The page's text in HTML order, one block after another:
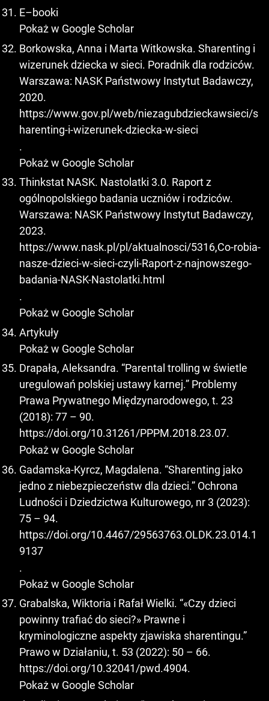
E–booki
Pokaż w Google Scholar
Borkowska, Anna i Marta Witkowska. Sharenting i
wizerunek dziecka w sieci. Poradnik dla rodziców.
Warszawa: NASK Państwowy Instytut Badawczy,
2020.
https://www.gov.pl/web/niezagubdzieckawsieci/s
harenting-i-wizerunek-dziecka-w-sieci
.
Pokaż w Google Scholar
Thinkstat NASK. Nastolatki 3.0. Raport z
ogólnopolskiego badania uczniów i rodziców.
Warszawa: NASK Państwowy Instytut Badawczy,
2023.
https://www.nask.pl/pl/aktualnosci/5316,Co-robia-
nasze-dzieci-w-sieci-czyli-Raport-z-najnowszego-
badania-NASK-Nastolatki.html
.
Pokaż w Google Scholar
Artykuły
Pokaż w Google Scholar
Drapała, Aleksandra. “Parental trolling w świetle
uregulowań polskiej ustawy karnej.” Problemy
Prawa Prywatnego Międzynarodowego, t. 23
(2018): 77 – 90.
https://doi.org/10.31261/PPPM.2018.23.07.
Pokaż w Google Scholar
Gadamska-Kyrcz, Magdalena. “Sharenting jako
jedno z niebezpieczeństw dla dzieci.” Ochrona
Ludności i Dziedzictwa Kulturowego, nr 3 (2023):
75 – 94.
https://doi.org/10.4467/29563763.OLDK.23.014.1
9137
.
Pokaż w Google Scholar
Grabalska, Wiktoria i Rafał Wielki. “«Czy dzieci
powinny trafiać do sieci?» Prawne i
kryminologiczne aspekty zjawiska sharentingu.”
Prawo w Działaniu, t. 53 (2022): 50 – 66.
https://doi.org/10.32041/pwd.4904.
Pokaż w Google Scholar